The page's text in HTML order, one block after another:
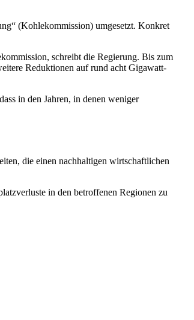
(Kohlekommission) umgesetzt. Konkret
schreibt die Regierung. Bis zum
Reduktionen auf rund acht Gigawatt-
in den Jahren, in denen weniger
die einen nachhaltigen wirtschaftlichen
in den betroffenen Regionen zu